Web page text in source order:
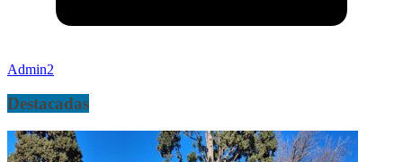
Admin2
Destacadas